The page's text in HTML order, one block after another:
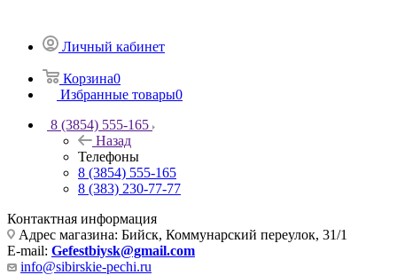
Личный кабинет
Корзина0
Избранные товары0
8 (3854) 555-165
Назад
Телефоны
8 (3854) 555-165
8 (383) 230-77-77
Контактная информация
Адрес магазина: Бийск, Коммунарский переулок, 31/1
E-mail: Gefestbiysk@gmail.com
info@sibirskie-pechi.ru